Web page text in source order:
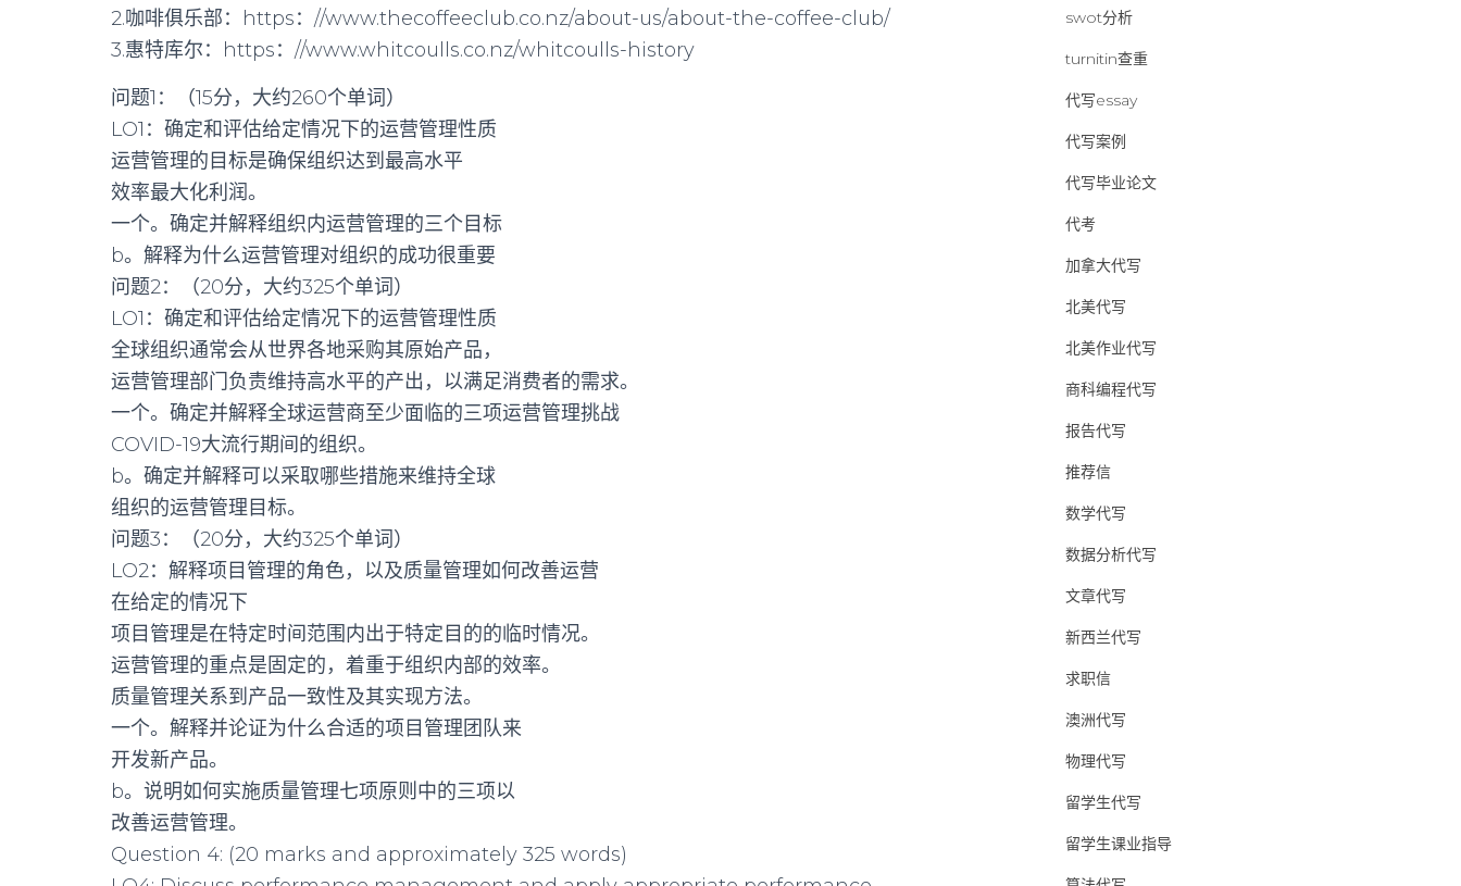
2.咖啡俱乐部：https：//www.thecoffeeclub.co.nz/about-us/about-the-coffee-club/
3.惠特库尔：https：//www.whitcoulls.co.nz/whitcoulls-history
问题1：（15分，大约260个单词）
LO1：确定和评估给定情况下的运营管理性质
运营管理的目标是确保组织达到最高水平
效率最大化利润。
一个。确定并解释组织内运营管理的三个目标
b。解释为什么运营管理对组织的成功很重要
问题2：（20分，大约325个单词）
LO1：确定和评估给定情况下的运营管理性质
全球组织通常会从世界各地采购其原始产品，
运营管理部门负责维持高水平的产出，以满足消费者的需求。
一个。确定并解释全球运营商至少面临的三项运营管理挑战
COVID-19大流行期间的组织。
b。确定并解释可以采取哪些措施来维持全球
组织的运营管理目标。
问题3：（20分，大约325个单词）
LO2：解释项目管理的角色，以及质量管理如何改善运营
在给定的情况下
项目管理是在特定时间范围内出于特定目的的临时情况。
运营管理的重点是固定的，着重于组织内部的效率。
质量管理关系到产品一致性及其实现方法。
一个。解释并论证为什么合适的项目管理团队来
开发新产品。
b。说明如何实施质量管理七项原则中的三项以
改善运营管理。
Question 4: (20 marks and approximately 325 words)
swot分析
turnitin查重
代写essay
代写案例
代写毕业论文
代考
加拿大代写
北美代写
北美作业代写
商科编程代写
报告代写
推荐信
数学代写
数据分析代写
文章代写
新西兰代写
求职信
澳洲代写
物理代写
留学生代写
留学生课业指导